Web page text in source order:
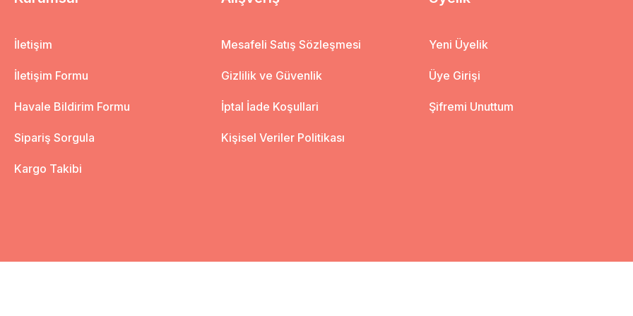
İletişim
İletişim Formu
Havale Bildirim Formu
Sipariş Sorgula
Kargo Takibi
Mesafeli Satış Sözleşmesi
Gizlilik ve Güvenlik
İptal İade Koşullari
Kişisel Veriler Politikası
Yeni Üyelik
Üye Girişi
Şifremi Unuttum